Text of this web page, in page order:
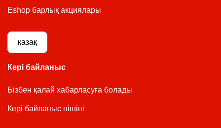
Eshop барлық акциялары
қазақ
Кері байланыс
Бізбен қалай хабарласуға болады
Кері байланыс пішіні